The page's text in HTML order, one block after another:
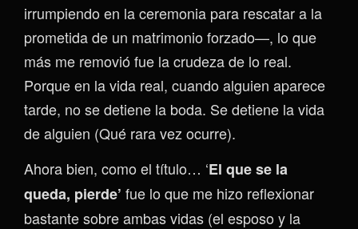
irrumpiendo en la ceremonia para rescatar a la
prometida de un matrimonio forzado—, lo que
más me removió fue la crudeza de lo real.
Porque en la vida real, cuando alguien aparece
tarde, no se detiene la boda. Se detiene la vida
de alguien (Qué rara vez ocurre).
Ahora bien, como el título… ‘El que se la
queda, pierde’ fue lo que me hizo reflexionar
bastante sobre ambas vidas (el esposo y la